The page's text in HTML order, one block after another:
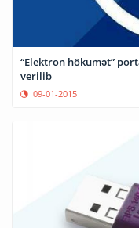
“Elektron hökumət”
verilib
09-01-2015